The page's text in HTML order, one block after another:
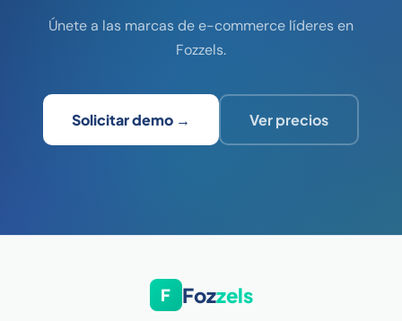
Únete a las marcas de e-commerce líderes en
Fozzels.
Solicitar demo → Ver precios
F Fozzels